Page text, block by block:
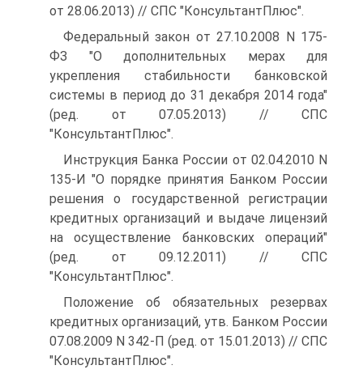
от 28.06.2013) // СПС "КонсультантПлюс".
Федеральный закон от 27.10.2008 N 175-
ФЗ "О дополнительных мерах для
укрепления стабильности банковской
системы в период до 31 декабря 2014 года"
(ред. от 07.05.2013) // СПС
"КонсультантПлюс".
Инструкция Банка России от 02.04.2010 N
135-И "О порядке принятия Банком России
решения о государственной регистрации
кредитных организаций и выдаче лицензий
на осуществление банковских операций"
(ред. от 09.12.2011) // СПС
"КонсультантПлюс".
Положение об обязательных резервах
кредитных организаций, утв. Банком России
07.08.2009 N 342-П (ред. от 15.01.2013) // СПС
"КонсультантПлюс".